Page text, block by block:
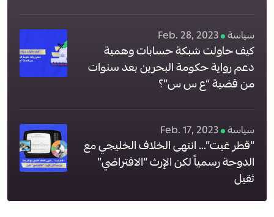
سياسة Feb. 28, 2023
كيف حاولت شبكة حسابات وهمية
دعم رواية حكومة البحرين بعد سنوات
من قضية “ع س س”؟
سياسة Feb. 17, 2023
“قطر غيت”… انتهى الخلاف الخليجي مع
الدوحة رسمياً لكن الإرث “الافتراضي”
ثقيل